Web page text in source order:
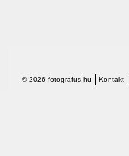
© 2026 fotografus.hu Kontakt